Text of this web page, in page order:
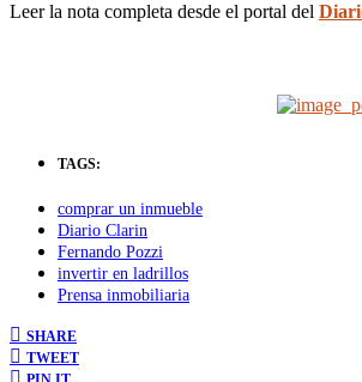
Leer la nota completa desde el portal del
TAGS:
comprar un inmueble
Diario Clarin
Fernando Pozzi
invertir en ladrillos
Prensa inmobiliaria
SHARE
TWEET